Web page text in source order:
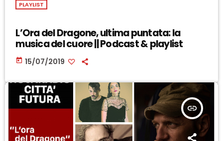
PLAYLIST
L’Ora del Dragone, ultima puntata: la
musica del cuore || Podcast & playlist
today 15/07/2019
insert_link